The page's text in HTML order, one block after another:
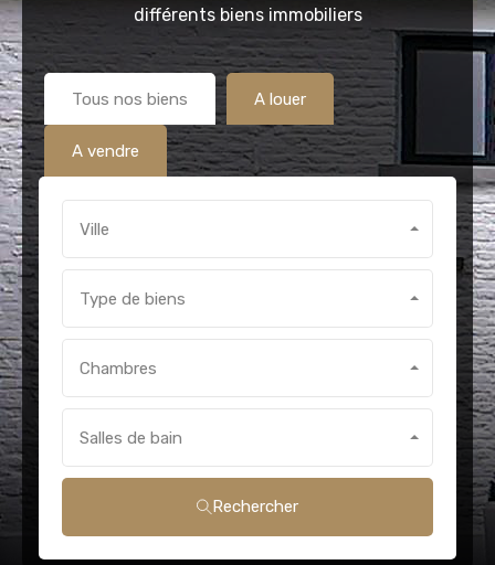
différents biens immobiliers
Tous nos biens A louer
A vendre
Ville
Type de biens
Chambres
Salles de bain
Rechercher